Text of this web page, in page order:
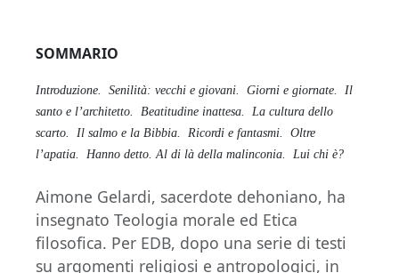
SOMMARIO
Introduzione. Senilità: vecchi e giovani. Giorni e giornate.
Il
santo e l’architetto.
Beatitudine inattesa.
La cultura dello
scarto.
Il salmo e la Bibbia. Ricordi e fantasmi.
Oltre
l’apatia.
Hanno detto. Al di là della malinconia. Lui chi è?
Aimone Gelardi, sacerdote dehoniano, ha
insegnato Teologia morale ed Etica
filosofica. Per EDB, dopo una serie di testi
su argomenti religiosi e antropologici, in